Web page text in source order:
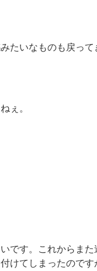
たいなものも戻って
ぇ。
です。これからま
けてしまったのです